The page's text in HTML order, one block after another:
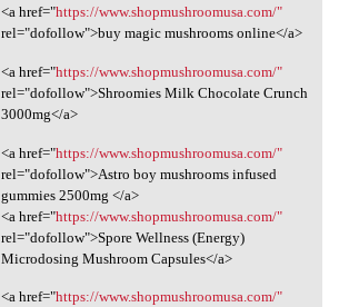
<a href="https://www.shopmushroomusa.com/"
rel="dofollow">buy magic mushrooms online</a>
<a href="https://www.shopmushroomusa.com/"
rel="dofollow">Shroomies Milk Chocolate Crunch
3000mg</a>
<a href="https://www.shopmushroomusa.com/"
rel="dofollow">Astro boy mushrooms infused
gummies 2500mg </a>
<a href="https://www.shopmushroomusa.com/"
rel="dofollow">Spore Wellness (Energy)
Microdosing Mushroom Capsules</a>
<a href="https://www.shopmushroomusa.com/"